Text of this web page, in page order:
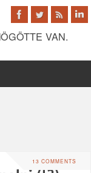
VAN.
13 COMMENTS